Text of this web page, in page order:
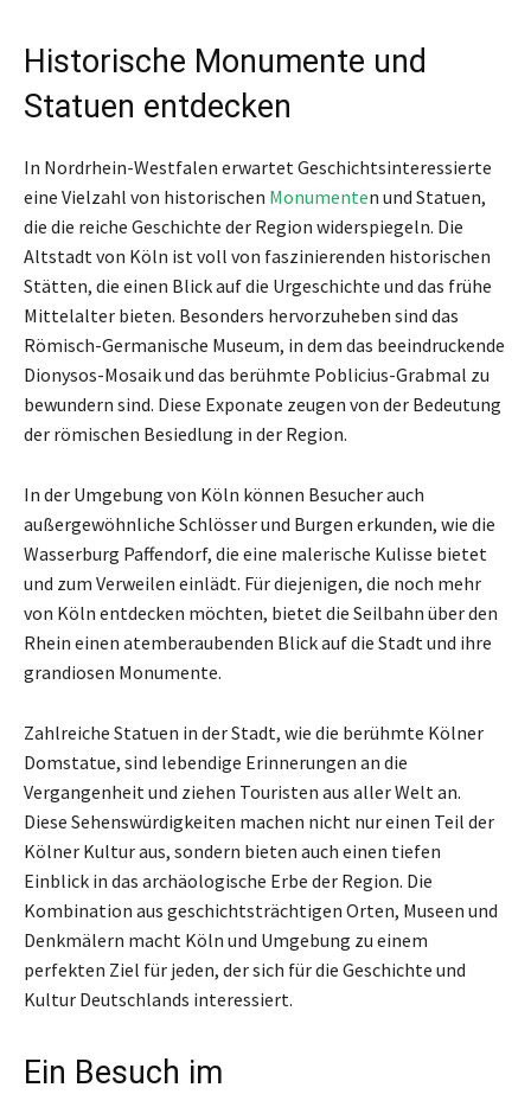
Historische Monumente und
Statuen entdecken
In Nordrhein-Westfalen erwartet Geschichtsinteressierte
eine Vielzahl von historischen Monumenten und Statuen,
die die reiche Geschichte der Region widerspiegeln. Die
Altstadt von Köln ist voll von faszinierenden historischen
Stätten, die einen Blick auf die Urgeschichte und das frühe
Mittelalter bieten. Besonders hervorzuheben sind das
Römisch-Germanische Museum, in dem das beeindruckende
Dionysos-Mosaik und das berühmte Poblicius-Grabmal zu
bewundern sind. Diese Exponate zeugen von der Bedeutung
der römischen Besiedlung in der Region.
In der Umgebung von Köln können Besucher auch
außergewöhnliche Schlösser und Burgen erkunden, wie die
Wasserburg Paffendorf, die eine malerische Kulisse bietet
und zum Verweilen einlädt. Für diejenigen, die noch mehr
von Köln entdecken möchten, bietet die Seilbahn über den
Rhein einen atemberaubenden Blick auf die Stadt und ihre
grandiosen Monumente.
Zahlreiche Statuen in der Stadt, wie die berühmte Kölner
Domstatue, sind lebendige Erinnerungen an die
Vergangenheit und ziehen Touristen aus aller Welt an.
Diese Sehenswürdigkeiten machen nicht nur einen Teil der
Kölner Kultur aus, sondern bieten auch einen tiefen
Einblick in das archäologische Erbe der Region. Die
Kombination aus geschichtsträchtigen Orten, Museen und
Denkmälern macht Köln und Umgebung zu einem
perfekten Ziel für jeden, der sich für die Geschichte und
Kultur Deutschlands interessiert.
Ein Besuch im